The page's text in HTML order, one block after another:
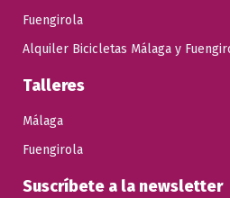
Fuengirola
Alquiler Bicicletas Málaga y
Talleres
Málaga
Fuengirola
Suscríbete a la newsletter